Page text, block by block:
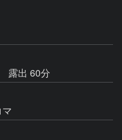
露出 60分